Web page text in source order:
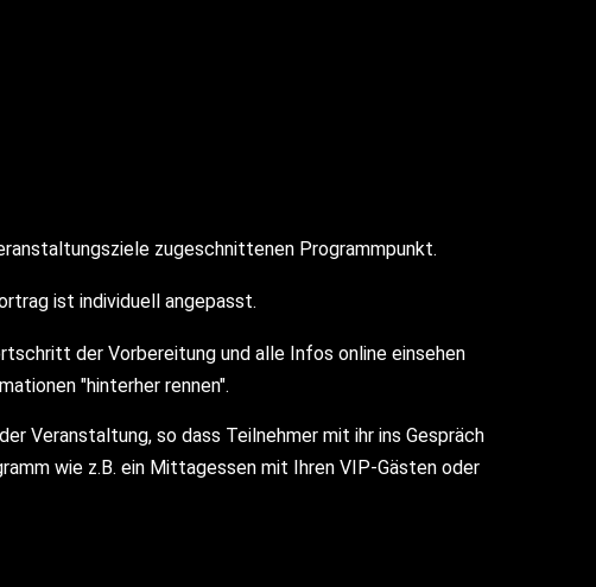
zugeschnittenen Programmpunkt.
ist individuell angepasst.
der Vorbereitung und alle Infos online einsehen
"hinterher rennen".
Veranstaltung, so dass Teilnehmer mit ihr ins Gespräch
wie z.B. ein Mittagessen mit Ihren VIP-Gästen oder